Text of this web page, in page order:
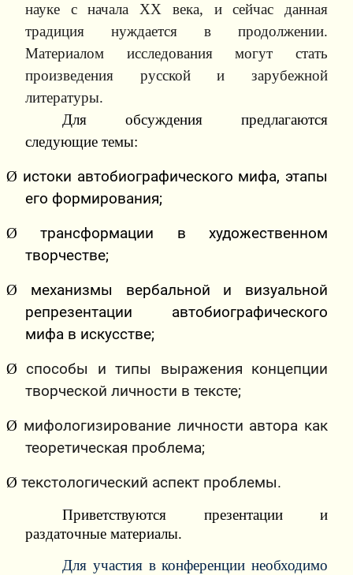
науке с начала ХХ века, и сейчас данная
традиция нуждается в продолжении.
Материалом исследования могут стать
произведения русской и зарубежной
литературы.
Для обсуждения предлагаются
следующие темы:
Ø истоки автобиографического мифа, этапы
его формирования;
Øтрансформации в художественном
творчестве;
Ø механизмы вербальной и визуальной
репрезентации автобиографического
мифа в искусстве;
Øспособы и типы выражения концепции
творческой личности в тексте;
Ø мифологизирование личности автора как
теоретическая проблема;
Ø текстологический аспект проблемы.
Приветствуются презентации и
раздаточные материалы.
Для участия в конференции необходимо